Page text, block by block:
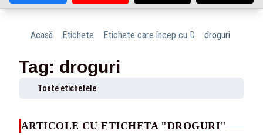
Acasă Etichete Etichete care încep cu D droguri
Tag: droguri
Toate etichetele
ARTICOLE CU ETICHETA "DROGURI"